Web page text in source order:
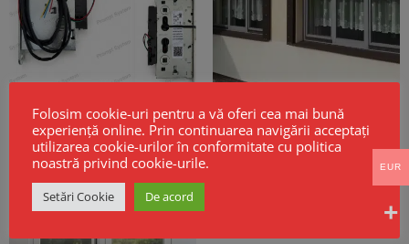
Broască electrică CISA Mito Sensor
Fail Safe
256,00€ Fara TVA
Cortine Rezistente la Foc EI60 –
Model GSF KPR EI
Folosim cookie-uri pentru a vă oferi cea mai bună
experiență online. Prin continuarea navigării acceptați
utilizarea cookie-urilor în conformitate cu politica
noastră privind cookie-urile.
Setări Cookie De acord
EUR